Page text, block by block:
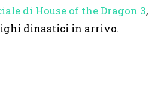
di House of the Dragon 3,
dinastici in arrivo.